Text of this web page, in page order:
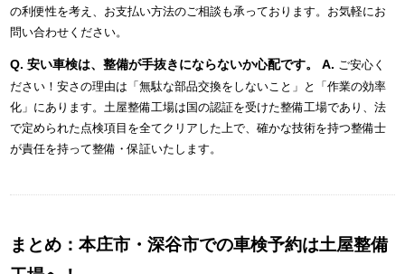
の利便性を考え、お支払い方法のご相談も承っております。お気軽にお
問い合わせください。
Q. 安い車検は、整備が手抜きにならないか心配です。 A. ご安心く
ださい！安さの理由は「無駄な部品交換をしないこと」と「作業の効率
化」にあります。土屋整備工場は国の認証を受けた整備工場であり、法
で定められた点検項目を全てクリアした上で、確かな技術を持つ整備士
が責任を持って整備・保証いたします。
まとめ：本庄市・深谷市での車検予約は土屋整備